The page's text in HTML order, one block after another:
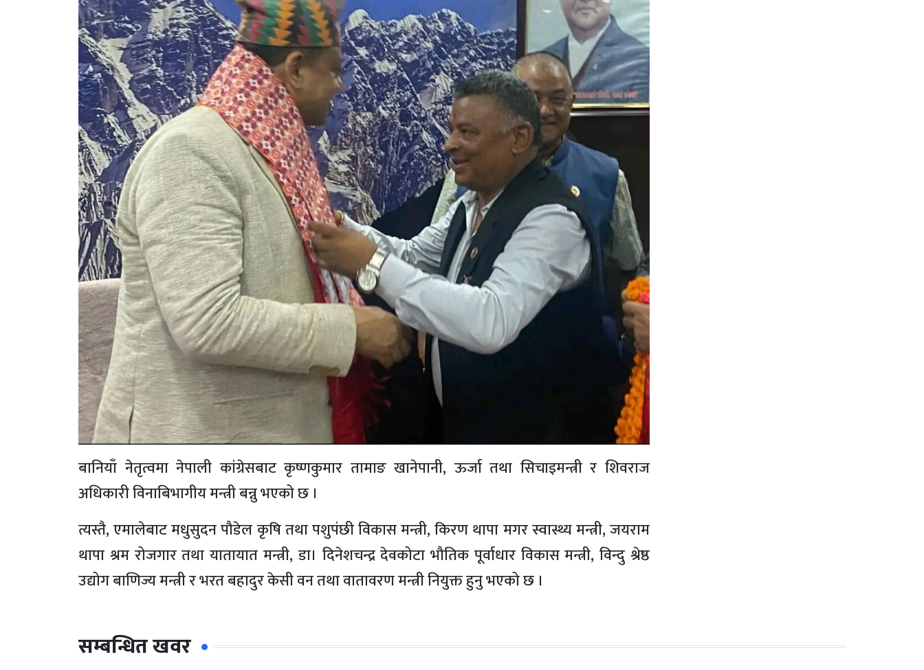
बानियाँ नेतृत्वमा नेपाली कांग्रेसबाट कृष्णकुमार तामाङ खानेपानी, ऊर्जा तथा सिचाइमन्त्री र शिवराज
अधिकारी विनाबिभागीय मन्त्री बन्नु भएको छ ।
त्यस्तै, एमालेबाट मधुसुदन पौडेल कृषि तथा पशुपंछी विकास मन्त्री, किरण थापा मगर स्वास्थ्य मन्त्री, जयराम
थापा श्रम रोजगार तथा यातायात मन्त्री, डा। दिनेशचन्द्र देवकोटा भौतिक पूर्वाधार विकास मन्त्री, विन्दु श्रेष्ठ
उद्योग बाणिज्य मन्त्री र भरत बहादुर केसी वन तथा वातावरण मन्त्री नियुक्त हुनु भएको छ ।
सम्बन्धित खवर